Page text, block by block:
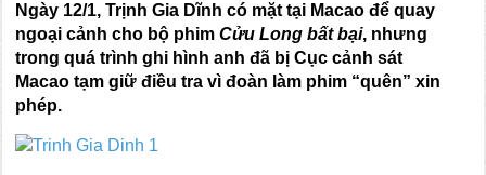
Ngày 12/1, Trịnh Gia Dĩnh có mặt tại Macao để quay
ngoại cảnh cho bộ phimCửu Long bất bại, nhưng
trong quá trình ghi hình anh đã bị Cục cảnh sát
Macao tạm giữ điều tra vì đoàn làm phim “quên” xin
phép.